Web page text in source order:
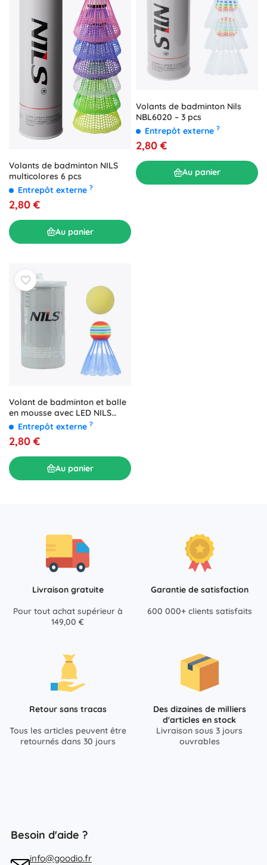
Volants de badminton NILS
multicolores 6 pcs
Entrepôt externe ?
2,80 €
Au panier
Volants de badminton Nils
NBL6020 – 3 pcs
Entrepôt externe ?
2,80 €
Au panier
Volant de badminton et balle
en mousse avec LED NILS
NBL6092
Entrepôt externe ?
2,80 €
Au panier
Livraison gratuite
Pour tout achat supérieur à
149,00 €
Garantie de satisfaction
600 000+ clients satisfaits
Retour sans tracas
Tous les articles peuvent être
retournés dans 30 jours
Des dizaines de milliers
d'articles en stock
Livraison sous 3 jours
ouvrables
Besoin d'aide ?
info@goodio.fr